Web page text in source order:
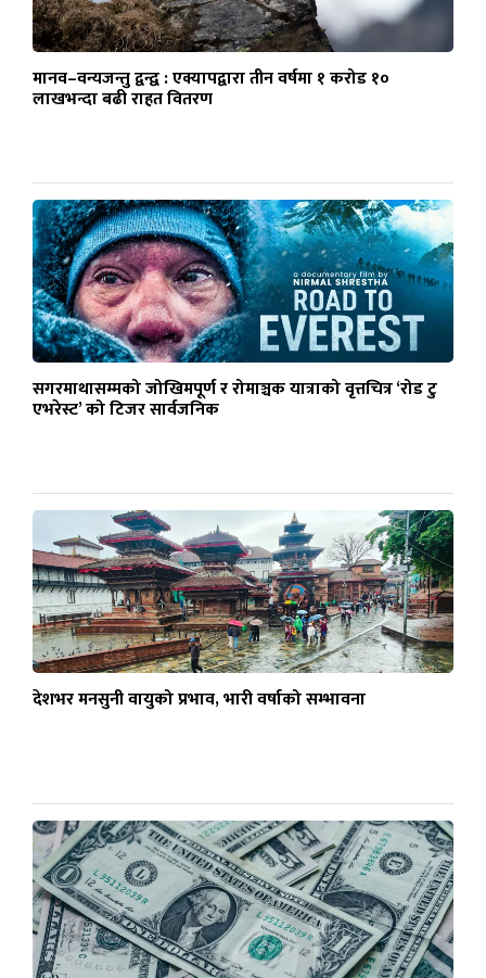
मानव–वन्यजन्तु द्वन्द्व : एक्यापद्वारा तीन वर्षमा १ करोड १०
लाखभन्दा बढी राहत वितरण
सगरमाथासम्मको जोखिमपूर्ण र रोमाञ्चक यात्राको वृत्तचित्र ‘रोड टु
एभरेस्ट’ को टिजर सार्वजनिक
देशभर मनसुनी वायुको प्रभाव, भारी वर्षाको सम्भावना